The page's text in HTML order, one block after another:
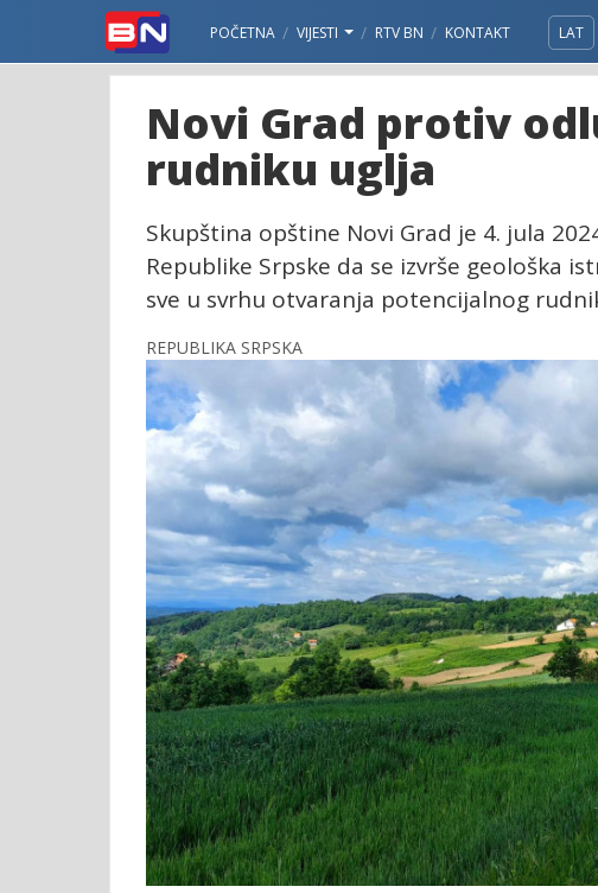
POČETNA VIJESTI RTV BN KONTAKT LAT
Novi Grad protiv
rudniku uglja
Skupština opštine Novi Grad je 4. jula
Republike Srpske da se izvrše geološka
sve u svrhu otvaranja potencijalnog
REPUBLIKA SRPSKA